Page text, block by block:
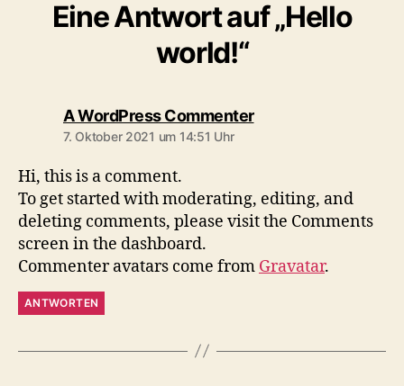
Eine Antwort auf „Hello
world!“
A WordPress Commentersagt:
7. Oktober 2021 um 14:51 Uhr
Hi, this is a comment.
To get started with moderating, editing, and
deleting comments, please visit the Comments
screen in the dashboard.
Commenter avatars come from Gravatar.
ANTWORTEN